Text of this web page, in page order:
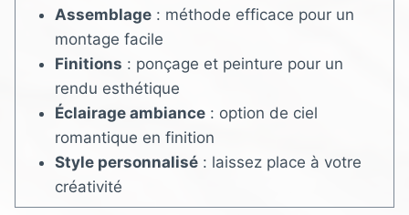
Assemblage: méthode efficace pour un
montage facile
Finitions : ponçage et peinture pour un
rendu esthétique
Éclairage ambiance: option de ciel
romantique en finition
Style personnalisé: laissez place à votre
créativité